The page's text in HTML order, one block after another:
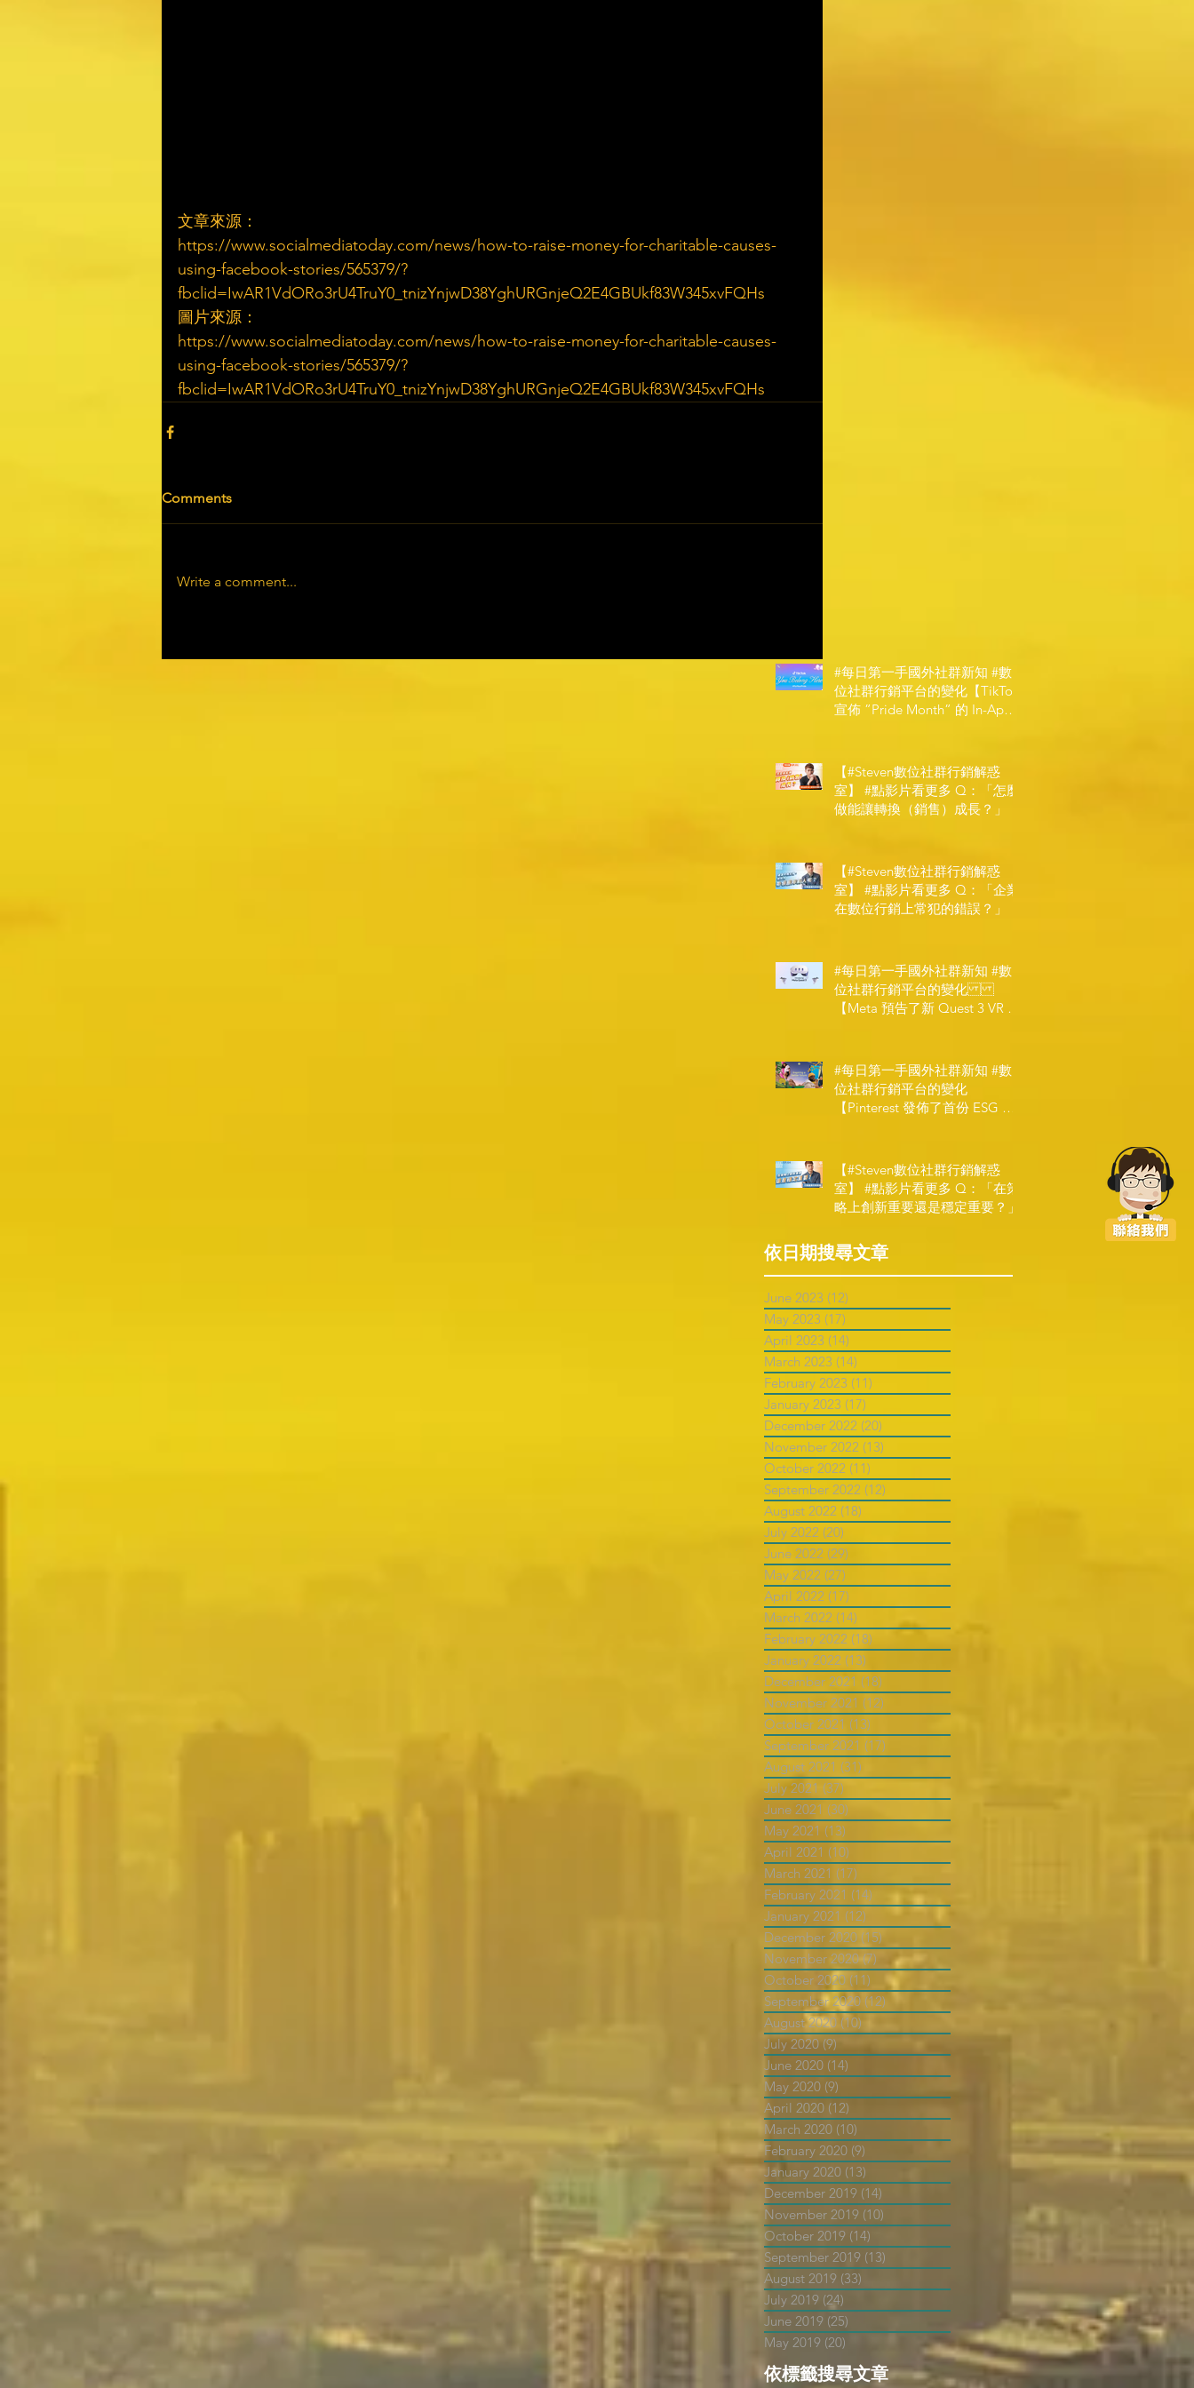
文章來源：
https://www.socialmediatoday.com/news/how-to-raise-money-for-charitable-causes-
using-facebook-stories/565379/?
fbclid=IwAR1VdORo3rU4TruY0_tnizYnjwD38YghURGnjeQ2E4GBUkf83W345xvFQHs
圖片來源：
https://www.socialmediatoday.com/news/how-to-raise-money-for-charitable-causes-
using-facebook-stories/565379/?
fbclid=IwAR1VdORo3rU4TruY0_tnizYnjwD38YghURGnjeQ2E4GBUkf83W345xvFQHs
Comments
Write a comment...
#每日第一手國外社群新知 #數
位社群行銷平台的變化【TikTok
宣佈 ”Pride Month” 的 In-App
【#Steven數位社群行銷解惑
室】 #點影片看更多​ Q：「怎麼
做能讓轉換（銷售）成長？」
【#Steven數位社群行銷解惑
室】 #點影片看更多​ Q：「企業
在數位行銷上常犯的錯誤？」
#每日第一手國外社群新知 #數
位社群行銷平台的變化
【Meta 預告了新 Quest 3 VR 耳
#每日第一手國外社群新知 #數
位社群行銷平台的變化
【Pinterest 發佈了首份 ESG 報
【#Steven數位社群行銷解惑
室】 #點影片看更多​ Q：「在策
略上創新重要還是穩定重要？」
依日期搜尋文章
June 2023 (12)
May 2023 (17)
April 2023 (14)
March 2023 (14)
February 2023 (11)
January 2023 (17)
December 2022 (20)
November 2022 (13)
October 2022 (11)
September 2022 (12)
August 2022 (18)
July 2022 (20)
June 2022 (29)
May 2022 (27)
April 2022 (17)
March 2022 (14)
February 2022 (18)
January 2022 (13)
December 2021 (18)
November 2021 (12)
October 2021 (13)
September 2021 (17)
August 2021 (31)
July 2021 (37)
June 2021 (30)
May 2021 (13)
April 2021 (10)
March 2021 (17)
February 2021 (14) 14 posts
January 2021 (12) 12 posts
December 2020 (15)
November 2020 (7) 7 posts
October 2020 (11) 11 posts
September 2020 (12)
August 2020 (10)
July 2020 (9)
June 2020 (14)
May 2020 (9)
April 2020 (12)
March 2020 (10)
February 2020 (9)
January 2020 (13)
December 2019 (14)
November 2019 (10)
October 2019 (14)
September 2019 (13)
August 2019 (33)
July 2019 (24)
June 2019 (25)
May 2019 (20)
依標籤搜尋文章